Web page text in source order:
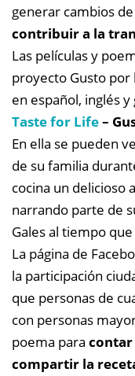
generar cambios
contribuir a la
Las películas y
proyecto Gusto por
en español, inglés y
Taste for Life–
En ella se pueden
de su familia
cocina un delicioso
narrando parte de
Gales al tiempo
La página de
la participación
que personas de
con personas
poema para contar
compartir la